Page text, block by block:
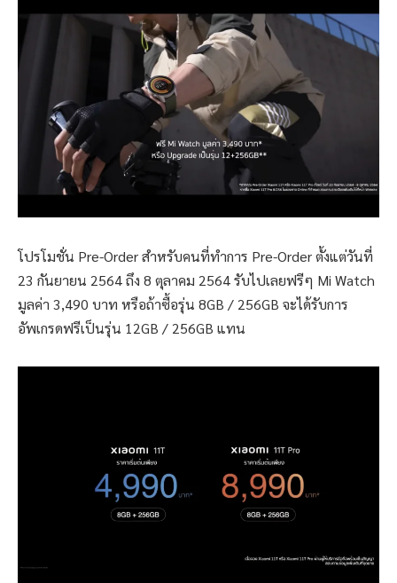
โปรโมชั่น Pre-Order สำหรับคนที่ทำการ Pre-Order ตั้งแต่วันที่
23 กันยายน 2564 ถึง 8 ตุลาคม 2564 รับไปเลยฟรีๆ Mi Watch
มูลค่า 3,490 บาท หรือถ้าซื้อรุ่น 8GB / 256GB จะได้รับการ
อัพเกรดฟรีเป็นรุ่น 12GB / 256GB แทน